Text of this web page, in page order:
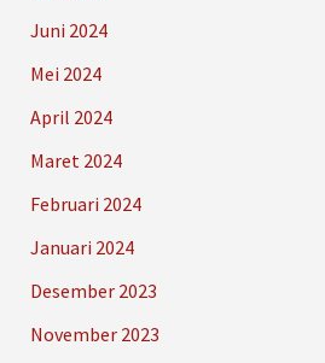
Juni 2024
Mei 2024
April 2024
Maret 2024
Februari 2024
Januari 2024
Desember 2023
November 2023